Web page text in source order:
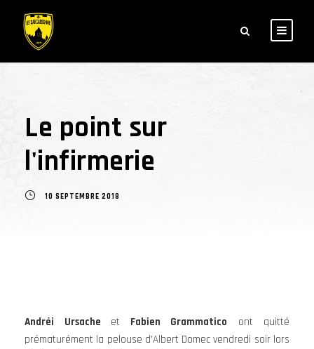
Le point sur
l'infirmerie
10 SEPTEMBRE 2018
Andréi Ursache et Fabien Grammatico ont quitté
prématurément la pelouse d’Albert Domec vendredi soir lors